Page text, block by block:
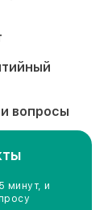
вопросы
минут, и